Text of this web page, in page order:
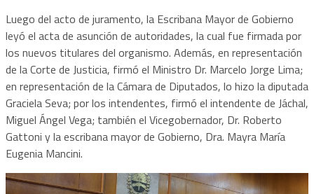
Luego del acto de juramento, la Escribana Mayor de Gobierno
leyó el acta de asunción de autoridades, la cual fue firmada por
los nuevos titulares del organismo. Además, en representación
de la Corte de Justicia, firmó el Ministro Dr. Marcelo Jorge Lima;
en representación de la Cámara de Diputados, lo hizo la diputada
Graciela Seva; por los intendentes, firmó el intendente de Jáchal,
Miguel Ángel Vega; también el Vicegobernador, Dr. Roberto
Gattoni y la escribana mayor de Gobierno, Dra. Mayra María
Eugenia Mancini.